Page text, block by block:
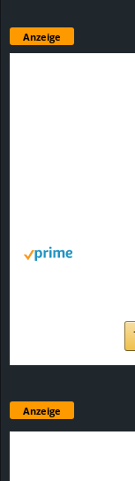
Anzeige
Anzeige